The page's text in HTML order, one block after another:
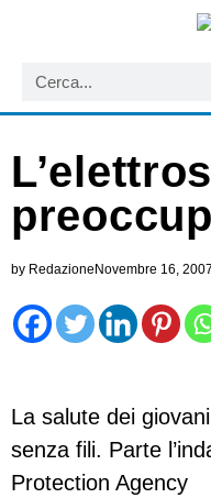
by RedazioneNovembre 16, 2007
La salute dei
senza fili. Parte
Protection Agency